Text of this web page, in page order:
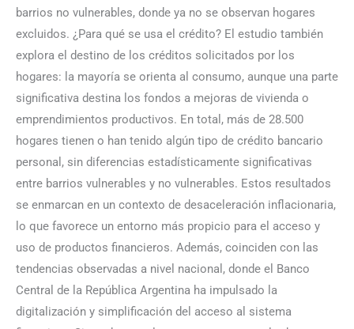
barrios no vulnerables, donde ya no se observan hogares
excluidos. ¿Para qué se usa el crédito? El estudio también
explora el destino de los créditos solicitados por los
hogares: la mayoría se orienta al consumo, aunque una parte
significativa destina los fondos a mejoras de vivienda o
emprendimientos productivos. En total, más de 28.500
hogares tienen o han tenido algún tipo de crédito bancario
personal, sin diferencias estadísticamente significativas
entre barrios vulnerables y no vulnerables. Estos resultados
se enmarcan en un contexto de desaceleración inflacionaria,
lo que favorece un entorno más propicio para el acceso y
uso de productos financieros. Además, coinciden con las
tendencias observadas a nivel nacional, donde el Banco
Central de la República Argentina ha impulsado la
digitalización y simplificación del acceso al sistema